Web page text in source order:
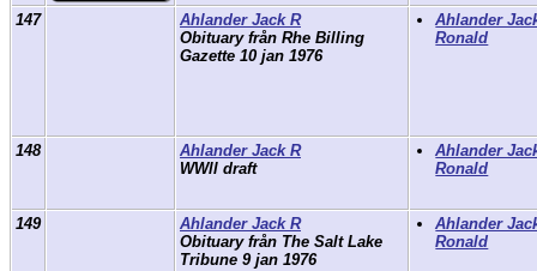
147
Ahlander Jack R
Obituary från Rhe Billing
Gazette 10 jan 1976
Ahlander
Ronald
148
Ahlander Jack R
WWll draft
Ahlander
Ronald
149
Ahlander Jack R
Obituary från The Salt Lake
Tribune 9 jan 1976
Ahlander
Ronald